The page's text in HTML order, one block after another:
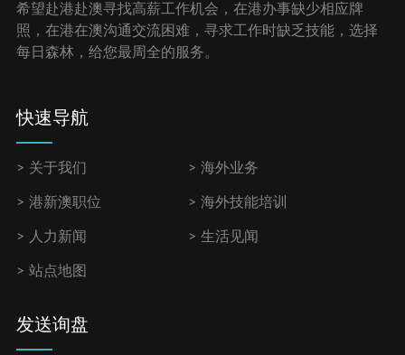
希望赴港赴澳寻找高薪工作机会，在港办事缺少相应牌
照，在港在澳沟通交流困难，寻求工作时缺乏技能，选择
每日森林，给您最周全的服务。
快速导航
关于我们 海外业务
港新澳职位 海外技能培训
人力新闻 生活见闻
站点地图
发送询盘